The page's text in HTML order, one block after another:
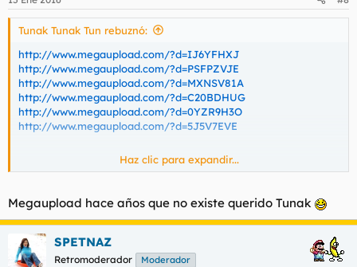
Tunak Tunak Tun rebuznó:
http://www.megaupload.com/?d=IJ6YFHXJ
http://www.megaupload.com/?d=PSFPZVJE
http://www.megaupload.com/?d=MXNSV81A
http://www.megaupload.com/?d=C20BDHUG
http://www.megaupload.com/?d=0YZR9H3O
http://www.megaupload.com/?d=5J5V7EVE
Contraseña: tiamath
Los tenias mas arriba
Haz clic para expandir...
Megaupload hace años que no existe querido Tunak
SPETNAZ
Retromoderador Moderador